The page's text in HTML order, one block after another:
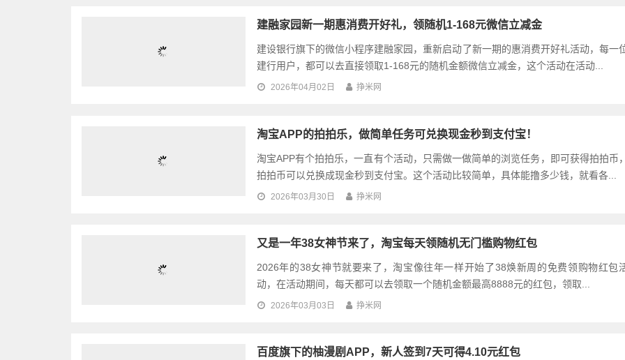
建融家园新一期惠消费开好礼，领随机1-168元微信立减金
建设银行旗下的微信小程序建融家园，重新启动了新一期的惠消费开好礼活动，每一
建行用户，都可以去直接领取1-168元的随机金额微信立减金，这个活动在活动...
2026年04月02日 挣米网
淘宝APP的拍拍乐，做简单任务可兑换现金秒到支付宝！
淘宝APP有个拍拍乐，一直有个活动，只需做一做简单的浏览任务，即可获得拍拍币，
拍拍币可以兑换成现金秒到支付宝。这个活动比较简单，具体能撸多少钱，就看各...
2026年03月30日 挣米网
又是一年38女神节来了，淘宝每天领随机无门槛购物红包
2026年的38女神节就要来了，淘宝像往年一样开始了38焕新周的免费领购物红包
动，在活动期间，每天都可以去领取一个随机金额最高8888元的红包，领取...
2026年03月03日 挣米网
百度旗下的柚漫剧APP，新人签到7天可得4.10元红包